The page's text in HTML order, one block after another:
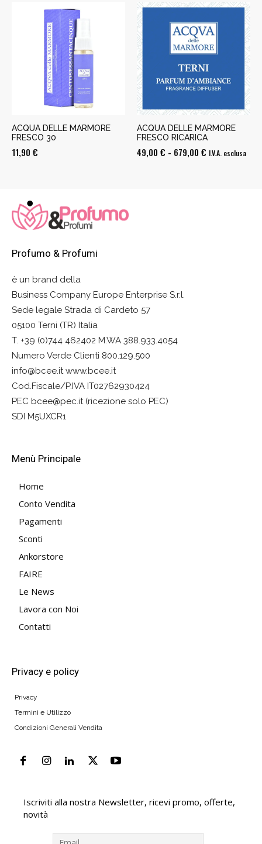
a
ACQUA DELLE MARMORE
FRESCO 30
11,90 €
ACQUA DELLE MARMORE
FRESCO RICARICA
49,00 € - 679,00 € Fascia
I.V.A. esclusa
Profumo & Profumi
è un brand della
Business Company Europe Enterprise S.r.l.
Sede legale Strada di Cardeto 57
05100 Terni (TR) Italia
T. +39 (0)744 462402 M.WA 388.933.4054
Numero Verde Clienti 800.129.500
info@bcee.it www.bcee.it
Cod.Fiscale/P.IVA IT02762930424
PEC bcee@pec.it (ricezione solo PEC)
SDI M5UXCR1
Menù Principale
Home
Conto Vendita
Pagamenti
Sconti
Ankorstore
FAIRE
Le News
Lavora con Noi
Contatti
Privacy e policy
Privacy
Termini e Utilizzo
Condizioni Generali Vendita
Iscriviti alla nostra Newsletter, ricevi promo, offerte,
novità